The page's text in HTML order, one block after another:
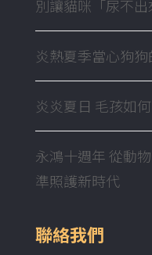
別讓貓咪「尿不出
炎熱夏季當心狗
炎炎夏日 毛孩如
永鴻十週年 從動
準照護新時代
聯絡我們